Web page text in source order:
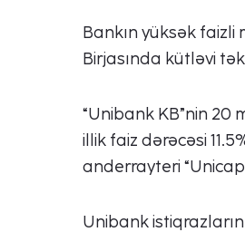
Bankın yüksək faizli
Birjasında kütləvi
“Unibank KB”nin
illik faiz dərəcəsi
anderrayteri
Unibank